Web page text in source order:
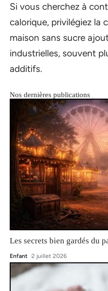
Si vous cherchez à
calorique, privilégiez la
maison sans sucre
industrielles, souvent
additifs.
Nos dernières publications
Les secrets bien gardés du
Enfant 2 juillet 2026